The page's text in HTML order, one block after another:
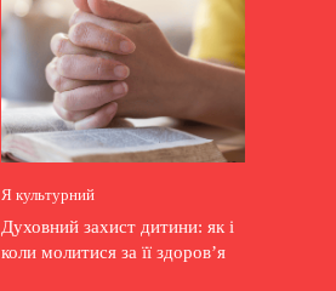
Я культурний
Духовний захист дитини: як і
коли молитися за її здоров’я